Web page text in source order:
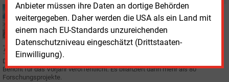
Anbieter müssen ihre Daten an dortige Behörden
weitergegeben. Daher werden die USA als ein Land mit
einem nach EU-Standards unzureichenden
Datenschutzniveau eingeschätzt (Drittstaaten-
Einwilligung).
Montag, 23.06.2025, 14:57
KLIMASCHUTZ
„Turbulentes“ Klimajahr: Ikem zieht Bilanz zu 2024
Das Institut für Klimaschutz, Energie und Mobilität (Ikem) in Berlin hat seinen
Bericht für das Vorjahr veröffentlicht. Es bilanziert darin mehr als 80
Forschungsprojekte.